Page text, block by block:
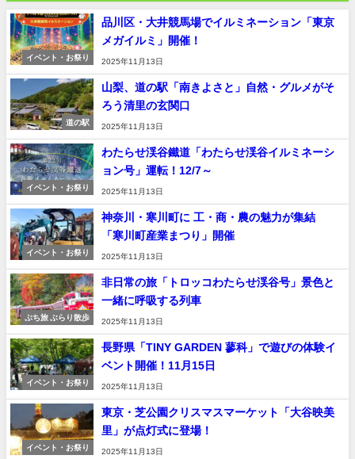
イベント・お祭り
品川区・大井競馬場でイルミネーション「東京
メガイルミ」開催！
2025年11月13日
道の駅
山梨、道の駅「南きよさと」自然・グルメがそ
ろう清里の玄関口
2025年11月13日
イベント・お祭り
わたらせ渓谷鐵道「わたらせ渓谷イルミネーシ
ョン号」運転！12/7～
2025年11月13日
イベント・お祭り
神奈川・寒川町に 工・商・農の魅力が集結
「寒川町産業まつり」開催
2025年11月13日
ぷち旅 ぶらり散歩
非日常の旅「トロッコわたらせ渓谷号」景色と
一緒に呼吸する列車
2025年11月13日
イベント・お祭り
長野県「TINY GARDEN 蓼科」で遊びの体験イ
ベント開催！11月15日
2025年11月13日
イベント・お祭り
東京・芝公園クリスマスマーケット「大谷映美
里」が点灯式に登場！
2025年11月13日